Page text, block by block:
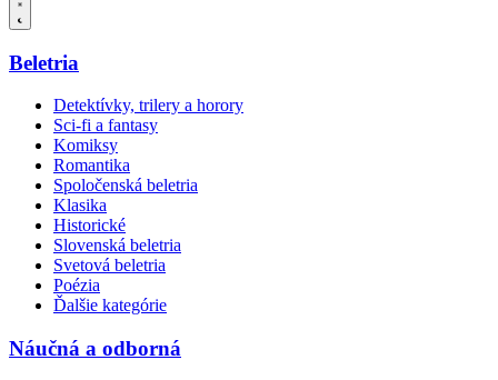
Beletria
Detektívky, trilery a horory
Sci-fi a fantasy
Komiksy
Romantika
Spoločenská beletria
Klasika
Historické
Slovenská beletria
Svetová beletria
Poézia
Ďalšie kategórie
Náučná a odborná